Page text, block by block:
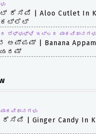
ರೆಸಿಪಿ | Aloo Cutlet In
ಕಟ್ಲೆಟ್
ಬೆಳ್ಳುಳ್ಳಿ ಇಲ್ಲದ ಪಾಕವಿಧಾನಗಳು
| Banana Appam
ಪಾಕವಿಧಾನಗಳು
ರೆಸಿಪಿ | Ginger Candy In